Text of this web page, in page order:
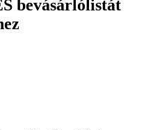
bevásárlólistát